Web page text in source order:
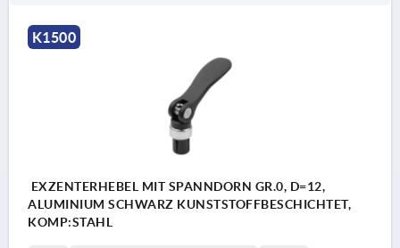
2) unbetätigt
K1500
EXZENTERHEBEL MIT SPANNDORN GR.0, D=12,
ALUMINIUM SCHWARZ KUNSTSTOFFBESCHICHTET,
KOMP:STAHL